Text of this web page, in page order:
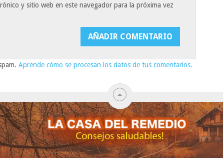
y sitio web en este navegador para la próxima vez
Aprende cómo se procesan los datos de tus comentarios.